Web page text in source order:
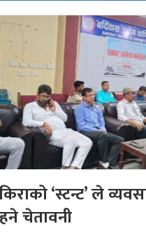
‘स्टन्ट’ ले
चेतावनी